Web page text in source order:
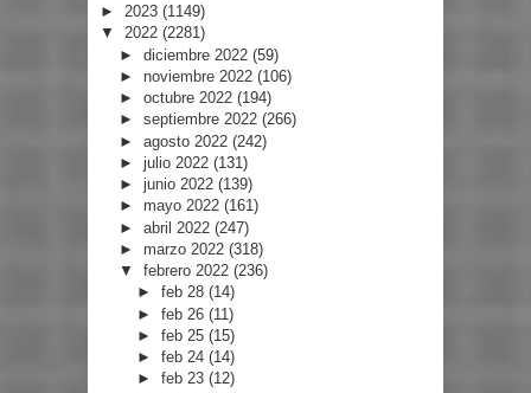
► 2023 (1149)
▼ 2022 (2281)
► diciembre 2022 (59)
► noviembre 2022 (106)
► octubre 2022 (194)
► septiembre 2022 (266)
► agosto 2022 (242)
► julio 2022 (131)
► junio 2022 (139)
► mayo 2022 (161)
► abril 2022 (247)
► marzo 2022 (318)
▼ febrero 2022 (236)
►feb 28(14)
►feb 26(11)
►feb 25(15)
►feb 24(14)
►feb 23(12)